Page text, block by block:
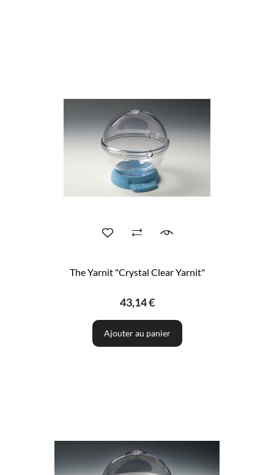
The Yarnit "Crystal Clear Yarnit"
43,14 €
Ajouter au panier